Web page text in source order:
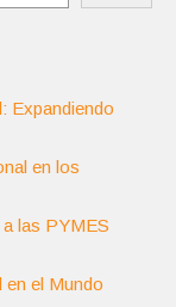
Expandiendo
en los
las PYMES
en el Mundo